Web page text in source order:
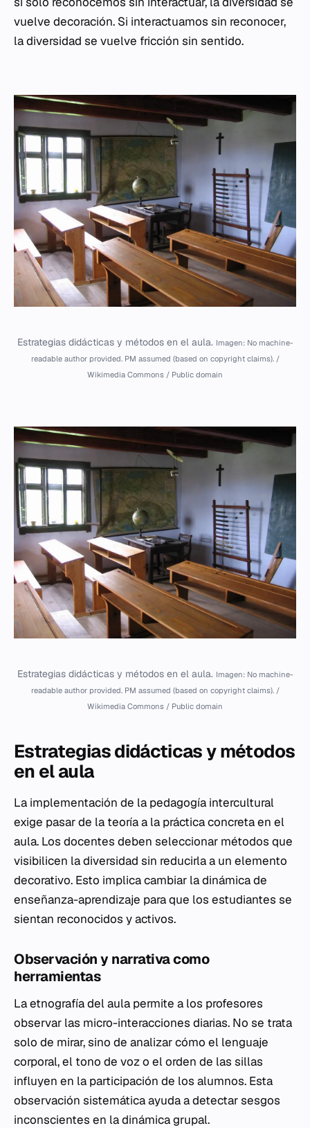
vuelve decoración. Si interactuamos sin reconocer,
la diversidad se vuelve fricción sin sentido.
Estrategias didácticas y métodos en el aula. Imagen: No machine-
readable author provided. PM assumed (based on copyright claims). /
Wikimedia Commons / Public domain
Estrategias didácticas y métodos en el aula. Imagen: No machine-
readable author provided. PM assumed (based on copyright claims). /
Wikimedia Commons / Public domain
Estrategias didácticas y métodos
en el aula
La implementación de la pedagogía intercultural
exige pasar de la teoría a la práctica concreta en el
aula. Los docentes deben seleccionar métodos que
visibilicen la diversidad sin reducirla a un elemento
decorativo. Esto implica cambiar la dinámica de
enseñanza-aprendizaje para que los estudiantes se
sientan reconocidos y activos.
Observación y narrativa como
herramientas
La etnografía del aula permite a los profesores
observar las micro-interacciones diarias. No se trata
solo de mirar, sino de analizar cómo el lenguaje
corporal, el tono de voz o el orden de las sillas
influyen en la participación de los alumnos. Esta
observación sistemática ayuda a detectar sesgos
inconscientes en la dinámica grupal.